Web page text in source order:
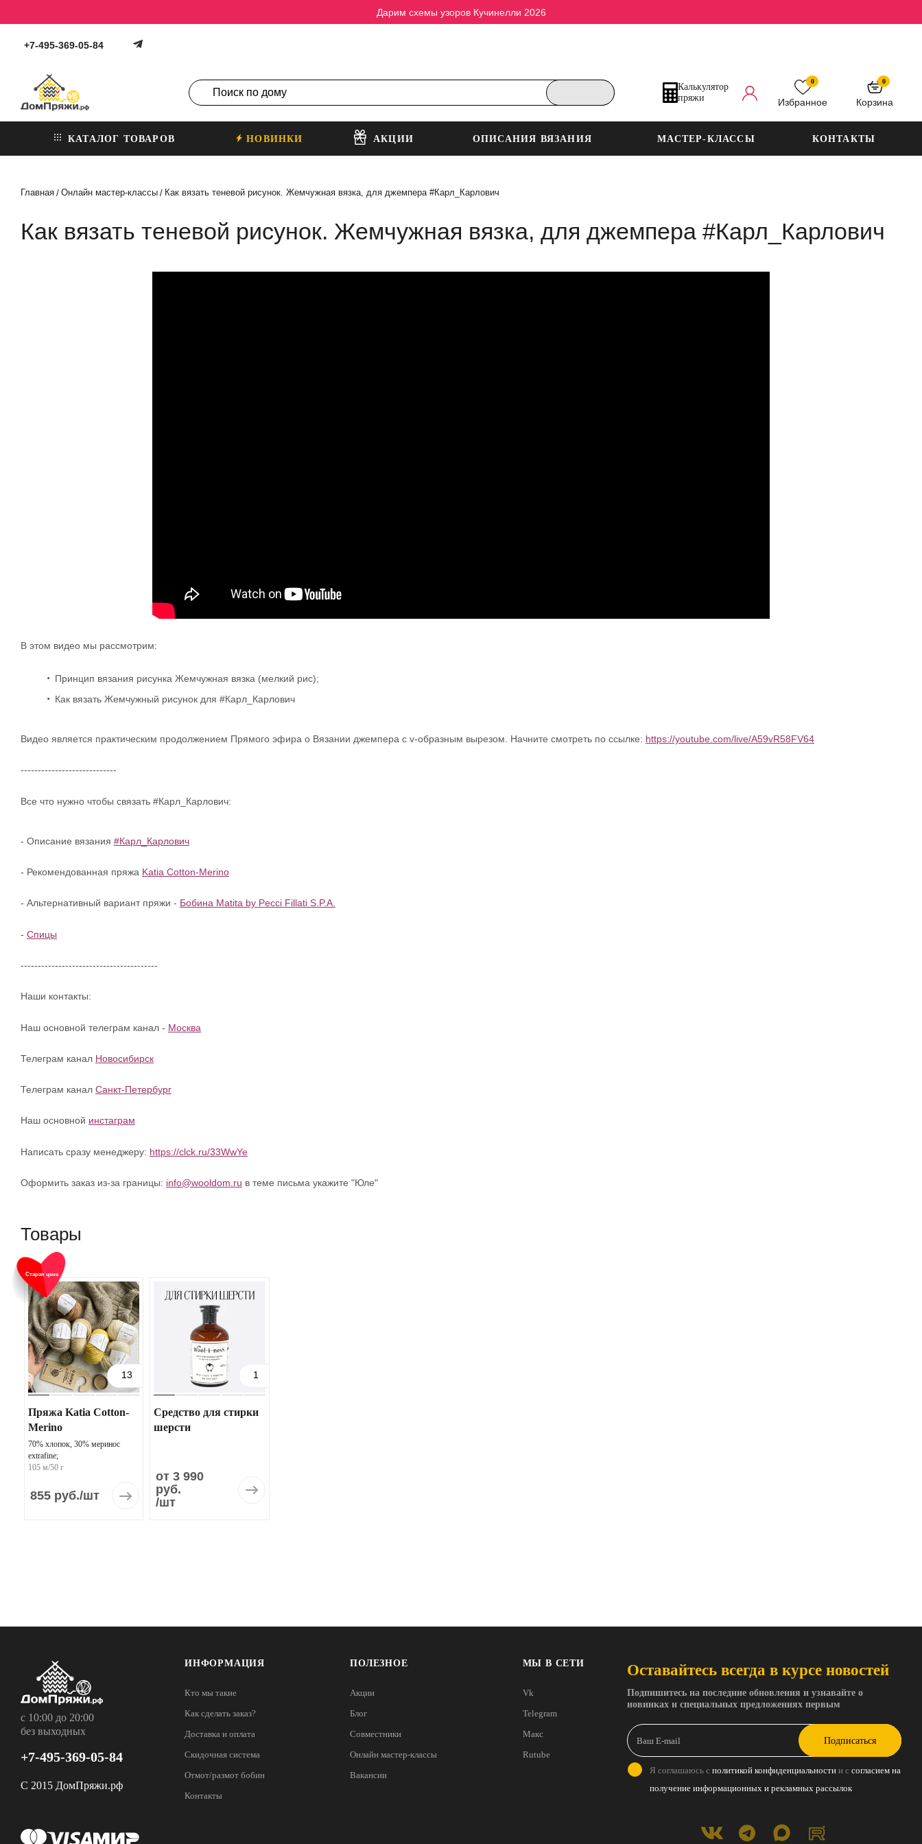
Дарим схемы узоров Кучинелли 2026
+7-495-369-05-84
Калькулятор
пряжи
Избранное
0
Корзина
0
КАТАЛОГ ТОВАРОВ НОВИНКИ АКЦИИ ОПИСАНИЯ ВЯЗАНИЯ МАСТЕР-КЛАССЫ КОНТАКТЫ
Главная / Онлайн мастер-классы / Как вязать теневой рисунок. Жемчужная вязка, для джемпера #Карл_Карлович
Как вязать теневой рисунок. Жемчужная вязка, для джемпера #Карл_Карлович
В этом видео мы рассмотрим:
Принцип вязания рисунка Жемчужная вязка (мелкий рис);
Как вязать Жемчужный рисунок для #Карл_Карлович
Видео является практическим продолжением Прямого эфира о Вязании джемпера с v-образным вырезом. Начните смотреть по ссылке: https://youtube.com/live/A59vR58FV64
----------------------------
Все что нужно чтобы связать #Карл_Карлович:
- Описание вязания #Карл_Карлович
- Рекомендованная пряжа Katia Cotton-Merino
- Альтернативный вариант пряжи - Бобина Matita by Pecci Fillati S.P.A.
- Спицы
----------------------------------------
Наши контакты:
Наш основной телеграм канал - Москва
Телеграм канал Новосибирск
Телеграм канал Санкт-Петербург
Наш основной инстаграм
Написать сразу менеджеру: https://clck.ru/33WwYe
Оформить заказ из-за границы: info@wooldom.ru в теме письма укажите "Юле"
Товары
Старая цена
13
Пряжа Katia Cotton-
Merino
70% хлопок, 30% меринос
extrafine;
105 м/50 г
855 руб./шт
1
Средство для стирки
шерсти
от 3 990
руб.
/шт
с 10:00 до 20:00
без выходных
+7-495-369-05-84
С 2015 ДомПряжи.рф
ИНФОРМАЦИЯ
Кто мы такие
Как сделать заказ?
Доставка и оплата
Скидочная система
Отмот/размот бобин
Контакты
ПОЛЕЗНОЕ
Акции
Блог
Совместники
Онлайн мастер-классы
Вакансии
МЫ В СЕТИ
Vk
Telegram
Макс
Rutube
Оставайтесь всегда в курсе новостей
Подпишитесь на последние обновления и узнавайте о
новинках и специальных предложениях первым
Подписаться
Я соглашаюсь с политикой конфиденциальности и с согласием на
получение информационных и рекламных рассылок